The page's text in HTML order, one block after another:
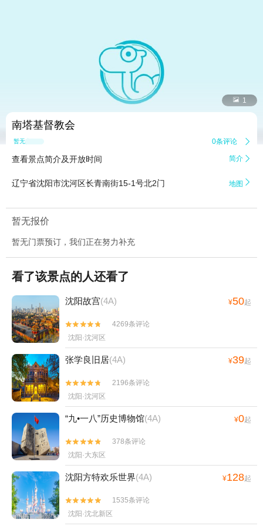
 1
南塔基督教会
暂无点评 0条评论 
查看景点简介及开放时间 简介 
辽宁省沈阳市沈河区长青南街15-1号北2门 地图 
暂无报价
暂无门票预订，我们正在努力补充
看了该景点的人还看了
沈阳故宫(4A) ¥50起


4269条评论
沈阳·沈河区
张学良旧居(4A) ¥39起


2196条评论
沈阳·沈河区
“九•一八”历史博物馆(4A) ¥0起


378条评论
沈阳·大东区
沈阳方特欢乐世界(4A) ¥128起


1535条评论
沈阳·沈北新区